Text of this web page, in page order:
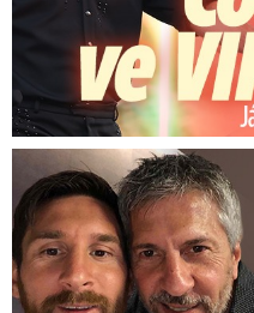
Tragédie hvězdného